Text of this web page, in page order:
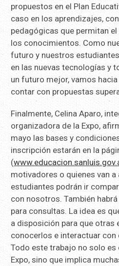
propuestos en el Plan
caso en los aprendizajes,
pedagógicas que permitan
los conocimientos. Como
futuro y nuestros
en las nuevas tecnologías y
un futuro mejor, vamos
contar con propuestas
Finalmente, Celina Aparo,
organizadora de la Expo,
mayo las bases y
inscripción estarán en la
(
motivadores o quienes van a
estudiantes podrán ir
con nosotros. También
para consultas. La idea es
a disposición para que otras
conocerlos e interactuar
Todo este trabajo no solo es
Expo, sino que implica